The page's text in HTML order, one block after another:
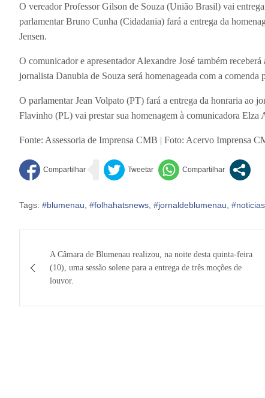
O vereador Professor Gilson de Souza (União Brasil) vai
parlamentar Bruno Cunha (Cidadania) fará a entrega da
Jensen.
O comunicador e apresentador Alexandre José também
jornalista Danubia de Souza será homenageada com a
O parlamentar Jean Volpato (PT) fará a entrega da honraria ao
Flavinho (PL) vai prestar sua homenagem à comunicadora Elza
Fonte: Assessoria de Imprensa CMB | Foto: Acervo Imprensa
Tags: #blumenau #folhahatsnews #jornaldeblumenau
de
Post
A Câmara de Blumenau realizou, na noite desta quinta-feira
(10), uma sessão solene para a entrega de três moções de
louvor.